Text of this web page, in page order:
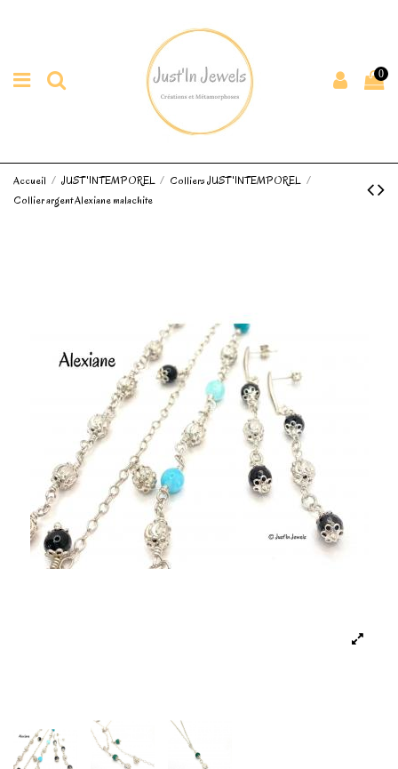
0
Accueil JUST'INTEMPOREL
Colliers JUST'INTEMPOREL
Collier argent Alexiane malachite